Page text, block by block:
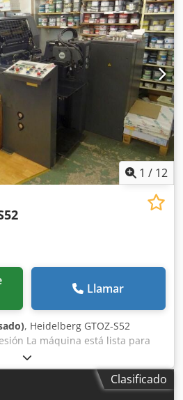
1 / 12
Llamar
, Heidelberg GTOZ-S52
La máquina está lista para
adquirida de un pequeño
técnicos: Formato: 36x52 cm 2
3000 kg Alimentación: 400 V
Clasificado